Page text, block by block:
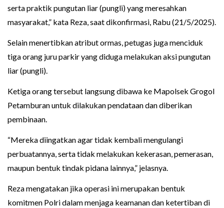
serta praktik pungutan liar (pungli) yang meresahkan
masyarakat,” kata Reza, saat dikonfirmasi, Rabu (21/5/2025).
Selain menertibkan atribut ormas, petugas juga menciduk
tiga orang juru parkir yang diduga melakukan aksi pungutan
liar (pungli).
Ketiga orang tersebut langsung dibawa ke Mapolsek Grogol
Petamburan untuk dilakukan pendataan dan diberikan
pembinaan.
“Mereka diingatkan agar tidak kembali mengulangi
perbuatannya, serta tidak melakukan kekerasan, pemerasan,
maupun bentuk tindak pidana lainnya,” jelasnya.
Reza mengatakan jika operasi ini merupakan bentuk
komitmen Polri dalam menjaga keamanan dan ketertiban di